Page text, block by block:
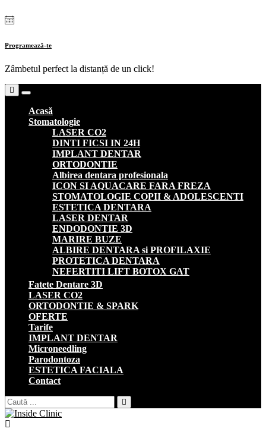
to
Programează-te
Zâmbetul perfect la distanță de un click!
Toggle navigation
Acasă
Stomatologie
LASER CO2
DINTI FICSI IN 24H
IMPLANT DENTAR
ORTODONTIE
Albirea dentara profesionala
ICON SI AQUACARE FARA FREZA
STOMATOLOGIE COPII & ADOLESCENTI
ESTETICA DENTARA
LASER DENTAR
ENDODONTIE 3D
MARIRE BUZE
ALBIRE DENTARA si PROFILAXIE
PROTETICA DENTARA
NEFERTITI LIFT BOTOX GAT
Fatete Dentare 3D
LASER CO2
ORTODONTIE & SPARK
OFERTE
Tarife
IMPLANT DENTAR
Microneedling
Parodontoza
ESTETICA FACIALA
Contact
Search
for: